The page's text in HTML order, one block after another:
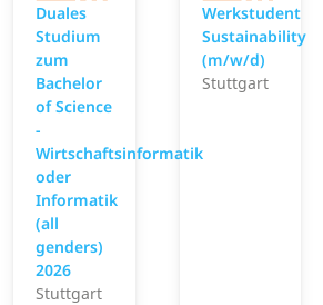
Duales
Studium
zum
Bachelor
of Science
-
Wirtschaftsinformatik
oder
Informatik
(all
genders)
2026
Stuttgart
Werkstudent
Sustainability
(m/w/d)
Stuttgart